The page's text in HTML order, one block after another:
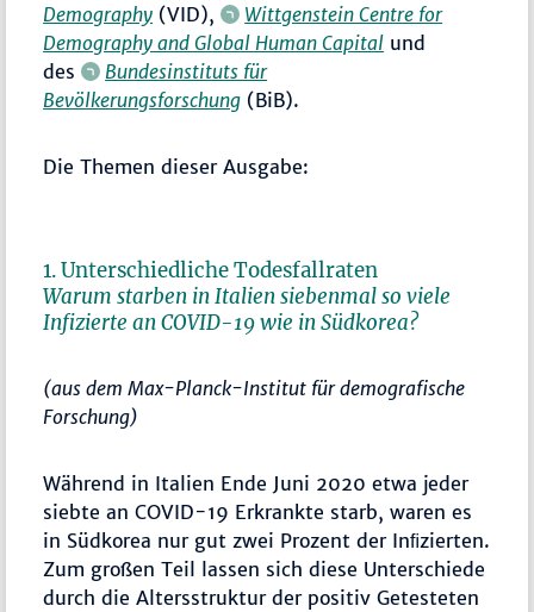
Demography (VID),
Wittgenstein Centre for
Demography and Global Human Capital und
des
Bundesinstituts für
Bevölkerungsforschung (BiB).
Die Themen dieser Ausgabe:
1. Unterschiedliche Todesfallraten
Warum starben in Italien siebenmal so viele
Inﬁzierte an COVID-19 wie in Südkorea?
(aus dem Max-Planck-Institut für demografische
Forschung)
Während in Italien Ende Juni 2020 etwa jeder
siebte an COVID-19 Erkrankte starb, waren es
in Südkorea nur gut zwei Prozent der Inﬁzierten.
Zum großen Teil lassen sich diese Unterschiede
durch die Altersstruktur der positiv Getesteten